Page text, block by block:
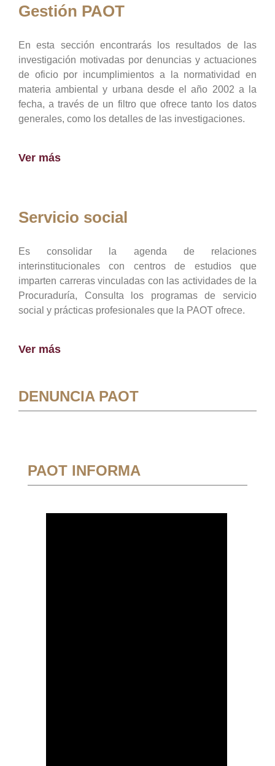
Gestión PAOT
En esta sección encontrarás los resultados de las
investigación motivadas por denuncias y actuaciones
de oficio por incumplimientos a la normatividad en
materia ambiental y urbana desde el año 2002 a la
fecha, a través de un filtro que ofrece tanto los datos
generales, como los detalles de las investigaciones.
Ver más
Servicio social
Es consolidar la agenda de relaciones
interinstitucionales con centros de estudios que
imparten carreras vinculadas con las actividades de la
Procuraduría, Consulta los programas de servicio
social y prácticas profesionales que la PAOT ofrece.
Ver más
DENUNCIA PAOT
PAOT INFORMA